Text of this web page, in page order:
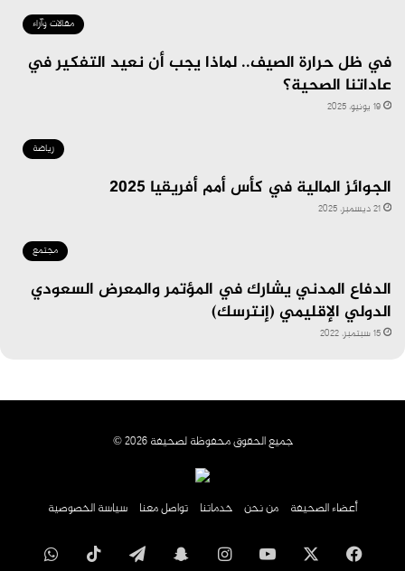
مقالات وآراء
في ظل حرارة الصيف.. لماذا يجب أن نعيد التفكير في
عاداتنا الصحية؟
19 يونيو، 2025
رياضة
الجوائز المالية في كأس أمم أفريقيا 2025
21 ديسمبر، 2025
مجتمع
الدفاع المدني يشارك في المؤتمر والمعرض السعودي
الدولي الإقليمي (إنترسك)
15 سبتمبر، 2022
جميع الحقوق محفوظة لصحيفة 2026 ©
أعضاء الصحيفة من نحن خدماتنا تواصل معنا سياسة الخصوصية
فيسبوك ‫YouTube انستقرام سناب تيلقرام ‫TikTok